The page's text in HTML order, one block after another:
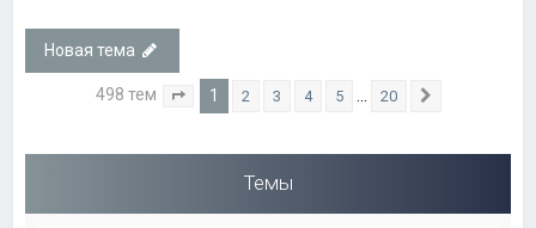
Новая тема
498 тем Страница из 20
1 2 3 4 5 20
Темы